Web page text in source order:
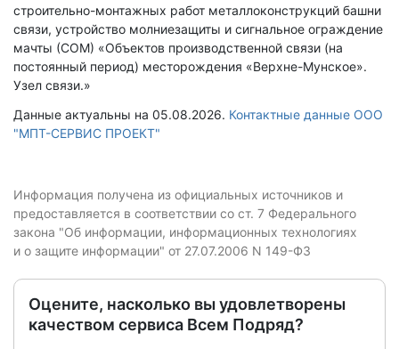
строительно-монтажных работ металлоконструкций башни
связи, устройство молниезащиты и сигнальное ограждение
мачты (СОМ) «Объектов производственной связи (на
постоянный период) месторождения «Верхне-Мунское».
Узел связи.»
Данные актуальны на 05.08.2026. Контактные данные ООО
"МПТ-СЕРВИС ПРОЕКТ"
Информация получена из официальных источников и
предоставляется в соответствии со ст. 7 Федерального
закона "Об информации, информационных технологиях
и о защите информации" от 27.07.2006 N 149-ФЗ
Оцените, насколько вы удовлетворены
качеством сервиса Всем Подряд?